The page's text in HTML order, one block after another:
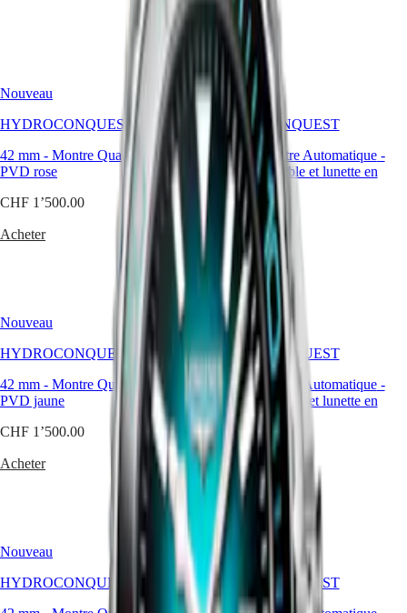
LONGINES
FLYBACK
LONGINES
CHRONOGRAPH
LONGINES
SPIRIT
LONGINES
SPIRIT
FLYBACK
DOLCEVITA
LONGINES
DOLCEVITA
LONGINES
PRIMALUNA
FLAGSHIP
CLASSIC
EVIDENZA
COLLECTION
CLASSIQUE
LONGINES
日
本
門
特
别
政
湾
區
ไทย
Belgique
Finland
France
Deutschland
Me prévenir
Nouveau
HYDROCONQUEST
42 mm - Montre Quartz
Acier et
PVD rose
CHF 1’500.00
Acheter
Nouveau
HYDROCONQUEST
42 mm
-Montre Automatique-
Acier inoxydable et lunette en
céramique
CHF 1’950.00
Me prévenir
Nouveau
HYDROCONQUEST
42 mm - Montre Quartz
Acier et
PVD jaune
CHF 1’500.00
Acheter
Nouveau
HYDROCONQUEST
42 mm-Montre Automatique-
Acier inoxydable et lunette en
céramique
CHF 1’850.00
Me prévenir
Nouveau
HYDROCONQUEST
Nouveau
HYDROCONQUEST